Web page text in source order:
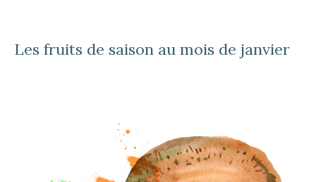
Les fruits de saison au mois de janvier